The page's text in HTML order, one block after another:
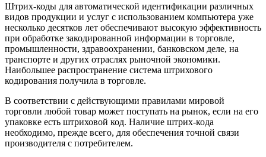
Штрих-коды для автоматической идентификации различных
видов продукции и услуг с использованием компьютера уже
несколько десятков лет обеспечивают высокую эффективность
при обработке закодированной информации в торговле,
промышленности, здравоохранении, банковском деле, на
транспорте и других отраслях рыночной экономики.
Наибольшее распространение система штрихового
кодирования получила в торговле.
В соответствии с действующими правилами мировой
торговли любой товар может поступать на рынок, если на его
упаковке есть штриховой код. Наличие штрих-кода
необходимо, прежде всего, для обеспечения точной связи
производителя с потребителем.